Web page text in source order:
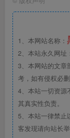
1、本网站名称：
2、本站永久网址：
3、本网站的文章
考，如有侵权必
4、本站一切资源
其真实性负责。
5、本站一律禁止
客发现请向站长